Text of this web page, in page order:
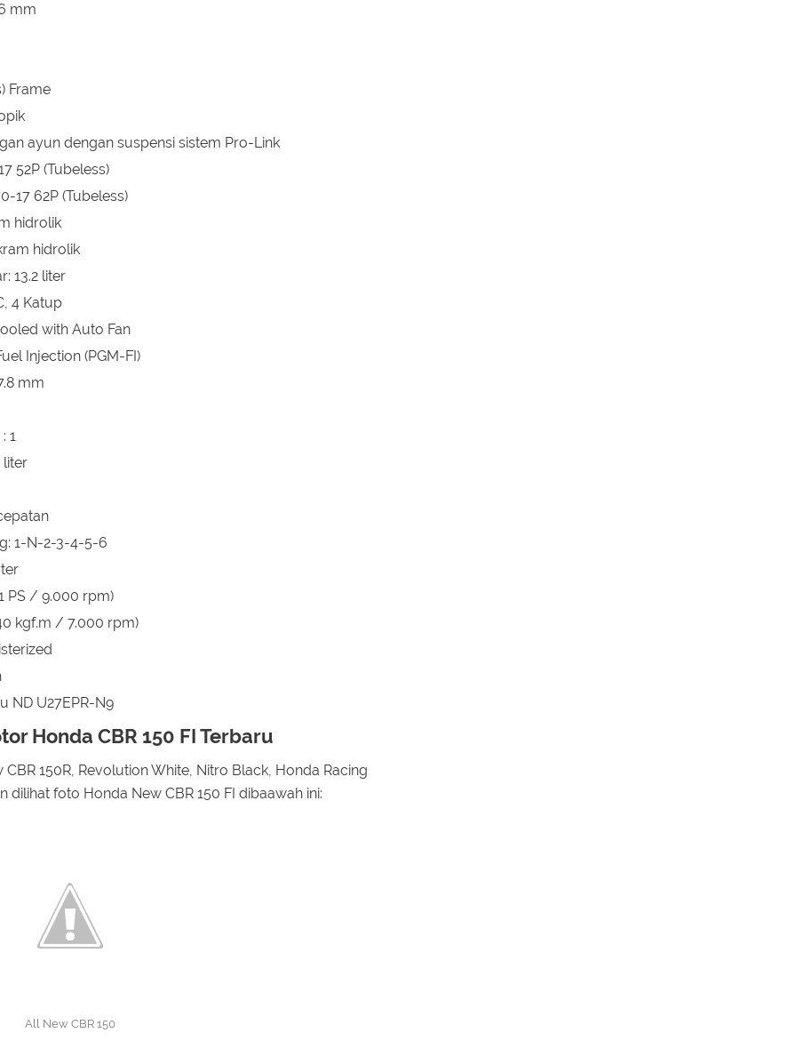
mm
Frame
ayun dengan suspensi sistem Pro-Link
52P (Tubeless)
17 62P (Tubeless)
hidrolik
hidrolik
13.2 liter
4 Katup
with Auto Fan
Injection (PGM-FI)
mm
1
liter
1-N-2-3-4-5-6
PS / 9.000 rpm)
kgf.m / 7.000 rpm)
ND U27EPR-N9
Honda CBR 150 FI Terbaru
150R, Revolution White, Nitro Black, Honda Racing
dilihat foto Honda New CBR 150 FI dibaawah ini:
All New CBR 150